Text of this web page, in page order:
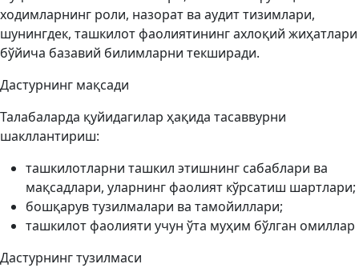
ходимларнинг роли, назорат ва аудит тизимлари,
шунингдек, ташкилот фаолиятининг ахлоқий жиҳатлари
бўйича базавий билимларни текширади.
Дастурнинг мақсади
Талабаларда қуйидагилар ҳақида тасаввурни
шакллантириш:
ташкилотларни ташкил этишнинг сабаблари ва
мақсадлари, уларнинг фаолият кўрсатиш шартлари;
бошқарув тузилмалари ва тамойиллари;
ташкилот фаолияти учун ўта муҳим бўлган омиллар
Дастурнинг тузилмаси